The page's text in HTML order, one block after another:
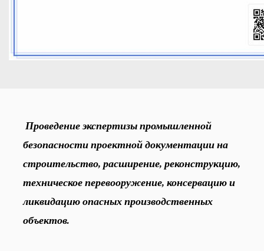
Проведение экспертизы промышленной
безопасности проектной документации на
строительство, расширение, реконструкцию,
техническое перевооружение, консервацию и
ликвидацию опасных производственных
объектов.